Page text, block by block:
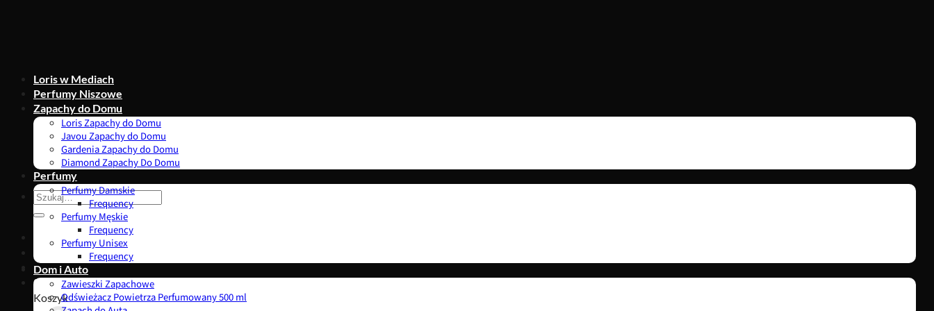
Szukaj:
0,00zł
Koszyk
Loris w Mediach
Perfumy Niszowe
Zapachy do Domu
Loris Zapachy do Domu
Javou Zapachy do Domu
Gardenia Zapachy do Domu
Diamond Zapachy Do Domu
Perfumy
Perfumy Damskie
Frequency
Perfumy Męskie
Frequency
Perfumy Unisex
Frequency
Dom i Auto
Zawieszki Zapachowe
Odświeżacz Powietrza Perfumowany 500 ml